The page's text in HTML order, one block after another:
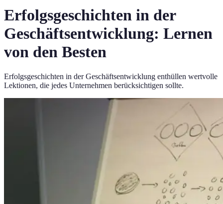
Erfolgsgeschichten in der
Geschäftsentwicklung: Lernen
von den Besten
Erfolgsgeschichten in der Geschäftsentwicklung enthüllen wertvolle
Lektionen, die jedes Unternehmen berücksichtigen sollte.